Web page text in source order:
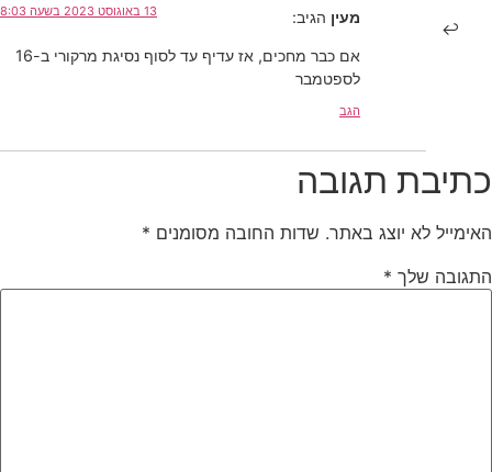
מעין הגיב: 13 באוגוסט 2023 בשעה 8:03
אם כבר מחכים, אז עדיף עד לסוף נסיגת מרקורי ב-16
לספטמבר
הגב
כתיבת תגובה
האימייל לא יוצג באתר. שדות החובה מסומנים *
התגובה שלך *